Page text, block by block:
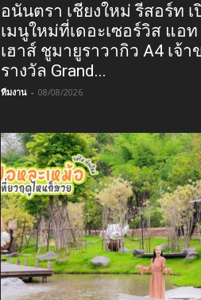
อนันตรา เชียงใหม่ รีสอร์ท เ
เมนูใหม่ที่เดอะเซอร์วิส แอท
เฮาส์ ชูมายูราวากิว A4 เจ้า
รางวัล Grand...
ทีมงาน - 08/08/2026